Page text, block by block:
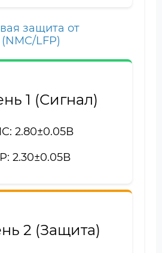
защита от
LFP)
1 (Сигнал)
2.80±0.05В
2.30±0.05В
2 (Защита)